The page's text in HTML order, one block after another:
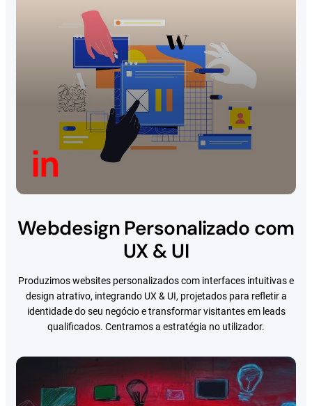
Webdesign Personalizado com
UX & UI
Produzimos websites personalizados com interfaces intuitivas e
design atrativo, integrando UX & UI, projetados para refletir a
identidade do seu negócio e transformar visitantes em leads
qualificados. Centramos a estratégia no utilizador.